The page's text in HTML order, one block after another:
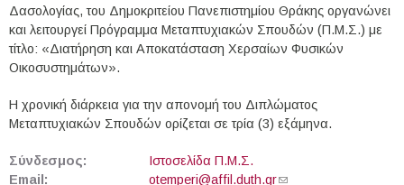
Δασολογίας, του Δημοκριτείου Πανεπιστημίου Θράκης οργανώνει
και λειτουργεί Πρόγραμμα Μεταπτυχιακών Σπουδών (Π.Μ.Σ.) με
τίτλο: «Διατήρηση και Αποκατάσταση Χερσαίων Φυσικών
Οικοσυστημάτων».
Η χρονική διάρκεια για την απονομή του Διπλώματος
Μεταπτυχιακών Σπουδών ορίζεται σε τρία (3) εξάμηνα.
Σύνδεσμος:
Ιστοσελίδα Π.Μ.Σ.
Email:
otemperi@affil.duth.gr(link sends e-mail)